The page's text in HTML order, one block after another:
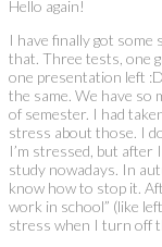
Hello again!
I have finally got some
that. Three tests, one
one presentation left
the same. We have so
of semester. I had
stress about those. I
I’m stressed, but
study nowadays. In
know how to stop it.
work in school” (like
stress when I turn off